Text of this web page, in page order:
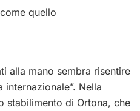
quello
alla mano sembra risentire
Nella
stabilimento di Ortona, che